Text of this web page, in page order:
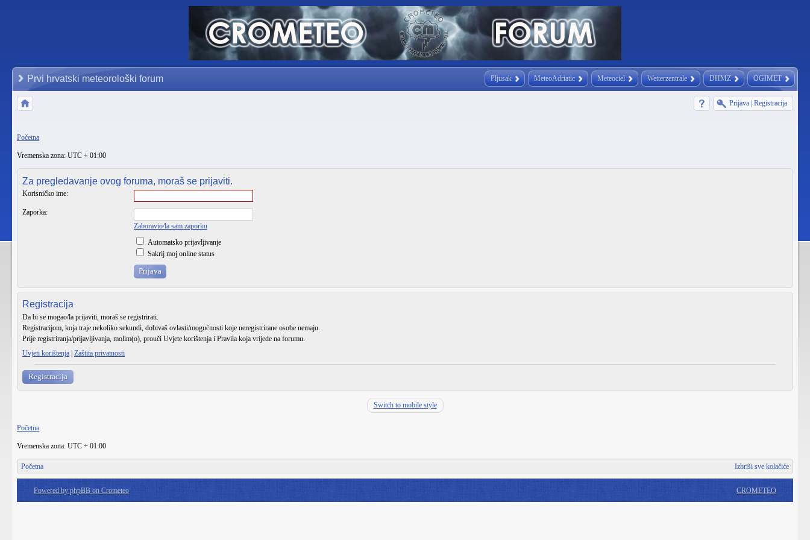
Pljusak MeteoAdriatic Meteociel Wetterzentrale DHMZ OGIMET
Prvi hrvatski meteorološki forum
Prijava Registracija
Početna
Vremenska zona: UTC + 01:00
Za pregledavanje ovog foruma, moraš se prijaviti.
Korisničko ime:
Zaporka:
Zaboravio/la sam zaporku
Automatsko prijavljivanje
Sakrij moj online status
Registracija
Da bi se mogao/la prijaviti, moraš se registrirati.
Registracijom, koja traje nekoliko sekundi, dobivaš ovlasti/mogućnosti koje neregistrirane osobe nemaju.
Prije registriranja/prijavljivanja, molim(o), prouči Uvjete korištenja i Pravila koja vrijede na forumu.
Uvjeti korištenja Zaštita privatnosti
Registracija
Switch to mobile style
Početna
Vremenska zona: UTC + 01:00
Početna Izbriši sve kolačiće
Powered by phpBB on Crometeo CROMETEO